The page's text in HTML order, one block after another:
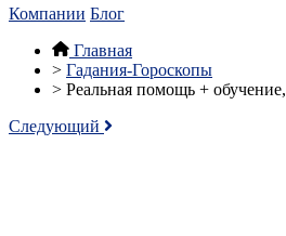
Компании Блог
Главная
> Гадания-Гороскопы
> Реальная помощь + обучение,
Следующий